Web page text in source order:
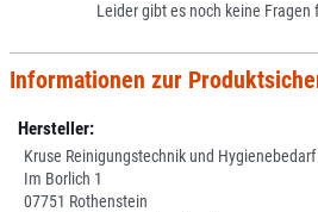
Leider gibt es noch keine Fragen
Informationen zur
Hersteller:
Kruse Reinigungstechnik und Hygienebedarf
Im Borlich 1
07751 Rothenstein